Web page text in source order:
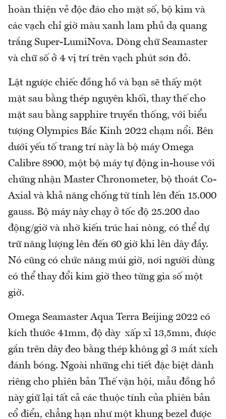
hoàn thiện vẻ độc đáo cho mặt số, bộ kim và
các vạch chỉ giờ màu xanh lam phủ dạ quang
trắng Super-LumiNova. Dòng chữ Seamaster
và chữ số ở 4 vị trí trên vạch phút sơn đỏ.
Lật ngược chiếc đồng hồ và bạn sẽ thấy một
mặt sau bằng thép nguyên khối, thay thế cho
mặt sau bằng sapphire truyền thống, với biểu
tượng Olympics Bắc Kinh 2022 chạm nổi. Bên
dưới yếu tố trang trí này là bộ máy Omega
Calibre 8900, một bộ máy tự động in-house với
chứng nhận Master Chronometer, bộ thoát Co-
Axial và khả năng chống từ tính lên đến 15.000
gauss. Bộ máy này chạy ở tốc độ 25.200 dao
động/giờ và nhờ kiến ​​trúc hai nòng, có thể dự
trữ năng lượng lên đến 60 giờ khi lên dây đầy.
Nó cũng có chức năng múi giờ, nơi người dùng
có thể thay đổi kim giờ theo từng gia số một
giờ.
Omega Seamaster Aqua Terra Beijing 2022 có
kích thước 41mm, độ dày xấp xỉ 13,5mm, được
gắn trên dây đeo bằng thép không gỉ 3 mắt xích
đánh bóng. Ngoài những chi tiết đặc biệt dành
riêng cho phiên bản Thế vận hội, mẫu đồng hồ
này giữ lại tất cả các thuộc tính của phiên bản
cổ điển, chẳng hạn như một khung bezel được